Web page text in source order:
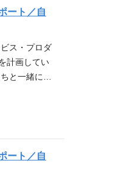
求める人物
義ではな
に向き合う
に誇れる
ーンレート
効率改善の
ロセス構築
それに近し
顧客満足度
推進もお任
求める人物
】 コー
携わった
ントのご経
ポートに関
などに携わ
程度のIT知
足度向上に
店舗の成長
物像 当社ミ
当社バリュ
ート／自
ス・プロダ
計画してい
と一緒に働
ービス、
い合わせに
の定める業
】 コー
携わった
ート／自